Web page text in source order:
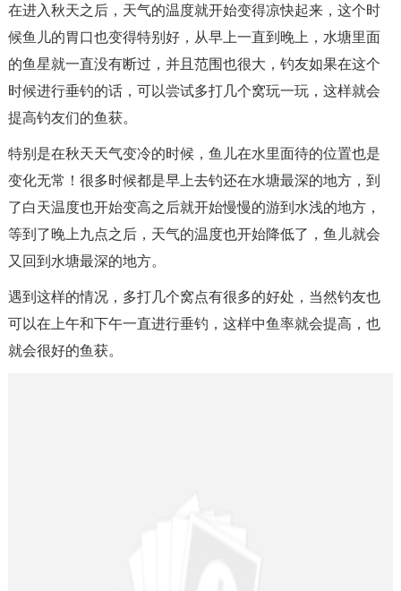
在进入秋天之后，天气的温度就开始变得凉快起来，这个时
候鱼儿的胃口也变得特别好，从早上一直到晚上，水塘里面
的鱼星就一直没有断过，并且范围也很大，钓友如果在这个
时候进行垂钓的话，可以尝试多打几个窝玩一玩，这样就会
提高钓友们的鱼获。
特别是在秋天天气变冷的时候，鱼儿在水里面待的位置也是
变化无常！很多时候都是早上去钓还在水塘最深的地方，到
了白天温度也开始变高之后就开始慢慢的游到水浅的地方，
等到了晚上九点之后，天气的温度也开始降低了，鱼儿就会
又回到水塘最深的地方。
遇到这样的情况，多打几个窝点有很多的好处，当然钓友也
可以在上午和下午一直进行垂钓，这样中鱼率就会提高，也
就会很好的鱼获。